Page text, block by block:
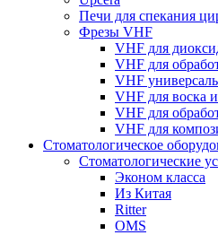
Печи для спекания
Фрезы VHF
VHF для
VHF для
VHF
VHF для воска
VHF для
VHF для
Стоматологическое
Стоматологические
Эконом класса
Из Китая
Ritter
OMS